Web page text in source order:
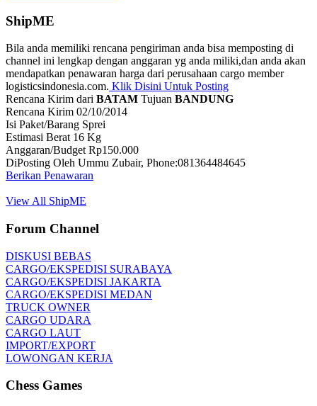
ShipME
Bila anda memiliki rencana pengiriman anda bisa memposting di
channel ini lengkap dengan anggaran yg anda miliki,dan anda akan
mendapatkan penawaran harga dari perusahaan cargo member
logisticsindonesia.com. Klik Disini Untuk Posting
Rencana Kirim dari BATAM Tujuan BANDUNG
Rencana Kirim 02/10/2014
Isi Paket/Barang Sprei
Estimasi Berat 16 Kg
Anggaran/Budget Rp150.000
DiPosting Oleh Ummu Zubair, Phone:081364484645
Berikan Penawaran
View All ShipME
Forum Channel
DISKUSI BEBAS
CARGO/EKSPEDISI SURABAYA
CARGO/EKSPEDISI JAKARTA
CARGO/EKSPEDISI MEDAN
TRUCK OWNER
CARGO UDARA
CARGO LAUT
IMPORT/EXPORT
LOWONGAN KERJA
Chess Games